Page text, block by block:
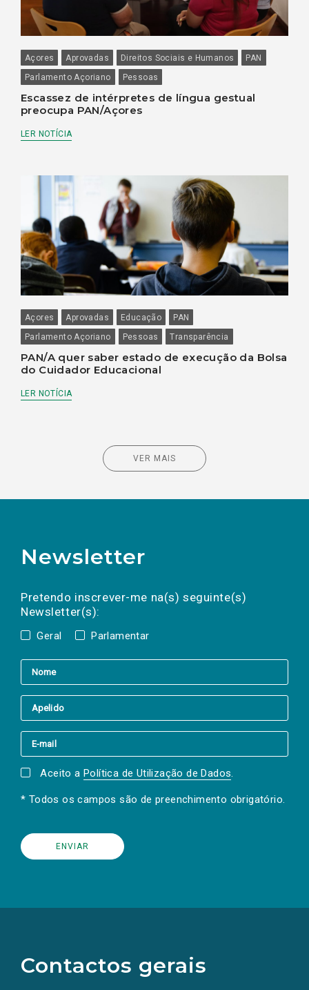
Açores Aprovadas Direitos Sociais e Humanos
PAN
Parlamento Açoriano
Pessoas
Escassez de intérpretes de língua gestual
preocupa PAN/Açores
LER NOTÍCIA
Açores Aprovadas Educação
PAN
Parlamento Açoriano
Pessoas Transparência
PAN/A quer saber estado de execução da Bolsa
do Cuidador Educacional
LER NOTÍCIA
VER MAIS
Newsletter
Pretendo inscrever-me na(s) seguinte(s)
Newsletter(s):
Geral Parlamentar
a(s) newsletter(s).
mail
Aceito a Política de Utilização de Dados.
* Todos os campos são de preenchimento obrigatório.
Contactos gerais
redes
sociais